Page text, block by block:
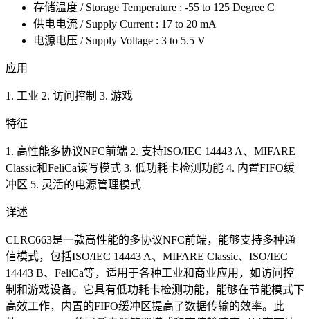
存储温度 / Storage Temperature : -55 to 125 Degree C
供电电流 / Supply Current : 17 to 20 mA
电源电压 / Supply Voltage : 3 to 5.5 V
应用
1. 工业 2. 访问控制 3. 游戏
特征
1. 高性能多协议NFC前端 2. 支持ISO/IEC 14443 A、MIFARE
Classic和FeliCa读写模式 3. 低功耗卡检测功能 4. 内置FIFO缓
冲区 5. 灵活的电源管理模式
详述
CLRC663是一款高性能的多协议NFC前端，能够支持多种通
信模式，包括ISO/IEC 14443 A、MIFARE Classic、ISO/IEC
14443 B、FeliCa等，适用于各种工业和商业应用，如访问控
制和游戏设备。它具有低功耗卡检测功能，能够在节能模式下
高效工作，内置的FIFO缓冲区提高了数据传输的效率。此